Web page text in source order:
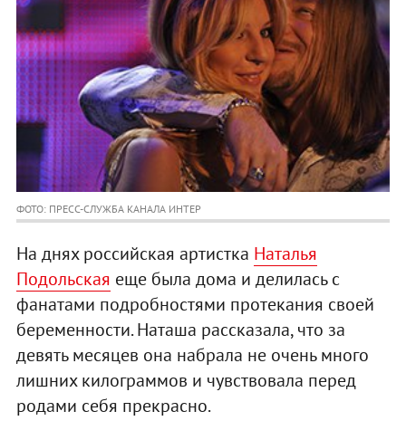
ФОТО: ПРЕСС-СЛУЖБА КАНАЛА ИНТЕР
На днях российская артистка Наталья
Подольская еще была дома и делилась с
фанатами подробностями протекания своей
беременности. Наташа рассказала, что за
девять месяцев она набрала не очень много
лишних килограммов и чувствовала перед
родами себя прекрасно.